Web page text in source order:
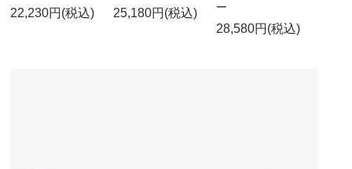
22,230円(税込) 25,180円(税込)
ー
28,580円(税込)